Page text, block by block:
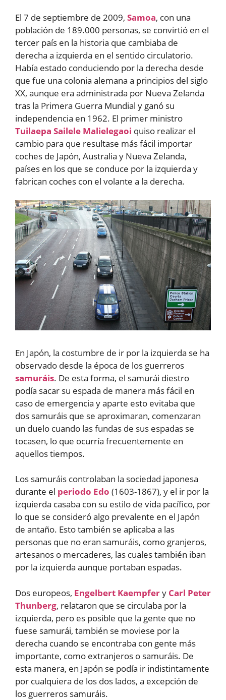
El 7 de septiembre de 2009, Samoa, con una
población de 189.000 personas, se convirtió en el
tercer país en la historia que cambiaba de
derecha a izquierda en el sentido circulatorio.
Había estado conduciendo por la derecha desde
que fue una colonia alemana a principios del siglo
XX, aunque era administrada por Nueva Zelanda
tras la Primera Guerra Mundial y ganó su
independencia en 1962. El primer ministro
Tuilaepa Sailele Malielegaoi quiso realizar el
cambio para que resultase más fácil importar
coches de Japón, Australia y Nueva Zelanda,
países en los que se conduce por la izquierda y
fabrican coches con el volante a la derecha.
En Japón, la costumbre de ir por la izquierda se ha
observado desde la época de los guerreros
samuráis. De esta forma, el samurái diestro
podía sacar su espada de manera más fácil en
caso de emergencia y aparte esto evitaba que
dos samuráis que se aproximaran, comenzaran
un duelo cuando las fundas de sus espadas se
tocasen, lo que ocurría frecuentemente en
aquellos tiempos.
Los samuráis controlaban la sociedad japonesa
durante el periodo Edo (1603-1867), y el ir por la
izquierda casaba con su estilo de vida pacífico, por
lo que se consideró algo prevalente en el Japón
de antaño. Esto también se aplicaba a las
personas que no eran samuráis, como granjeros,
artesanos o mercaderes, las cuales también iban
por la izquierda aunque portaban espadas.
Dos europeos, Engelbert Kaempfery Carl Peter
Thunberg, relataron que se circulaba por la
izquierda, pero es posible que la gente que no
fuese samurái, también se moviese por la
derecha cuando se encontraba con gente más
importante, como extranjeros o samuráis. De
esta manera, en Japón se podía ir indistintamente
por cualquiera de los dos lados, a excepción de
los guerreros samuráis.